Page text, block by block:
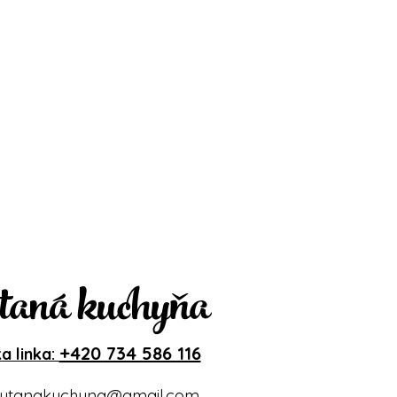
kuchyňa
linka: +420 734 586 116